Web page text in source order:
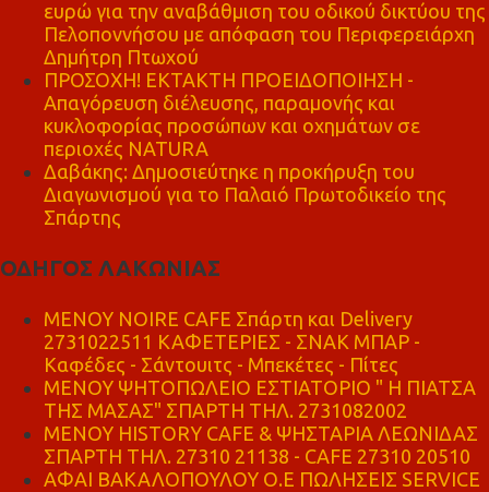
ευρώ για την αναβάθμιση του οδικού δικτύου της
Πελοποννήσου με απόφαση του Περιφερειάρχη
Δημήτρη Πτωχού
ΠΡΟΣΟΧΗ! ΕΚΤΑΚΤΗ ΠΡΟΕΙΔΟΠΟΙΗΣΗ -
Απαγόρευση διέλευσης, παραμονής και
κυκλοφορίας προσώπων και οχημάτων σε
περιοχές NATURA
Δαβάκης: Δημοσιεύτηκε η προκήρυξη του
Διαγωνισμού για το Παλαιό Πρωτοδικείο της
Σπάρτης
ΟΔΗΓΟΣ ΛΑΚΩΝΙΑΣ
MENOY NOIRE CAFE Σπάρτη και Delivery
2731022511 ΚΑΦΕΤΕΡΙΕΣ - ΣΝΑΚ ΜΠΑΡ -
Καφέδες - Σάντουιτς - Μπεκέτες - Πίτες
ΜΕΝΟΥ ΨΗΤΟΠΩΛΕΙΟ ΕΣΤΙΑΤΟΡΙΟ " Η ΠΙΑΤΣΑ
ΤΗΣ ΜΑΣΑΣ" ΣΠΑΡΤΗ ΤΗΛ. 2731082002
ΜΕΝΟΥ HISTORY CAFE & ΨΗΣΤΑΡΙΑ ΛΕΩΝΙΔΑΣ
ΣΠΑΡΤΗ ΤΗΛ. 27310 21138 - CAFE 27310 20510
ΑΦΑΙ ΒΑΚΑΛΟΠΟΥΛΟΥ Ο.Ε ΠΩΛΗΣΕΙΣ SERVICE